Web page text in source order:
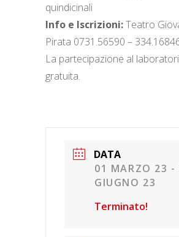
quindicinali
Info e Iscrizioni:Teatro
Pirata 0731.56590 –
La partecipazione al
gratuita.
DATA
01 MARZO 23 -
GIUGNO 23
Terminato!